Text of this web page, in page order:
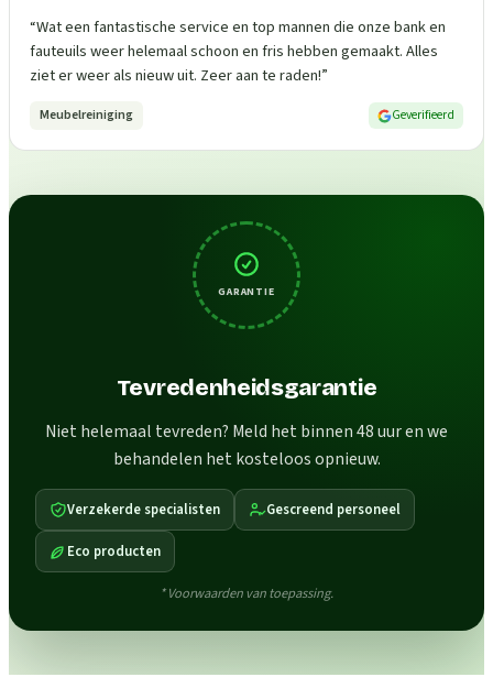
“Wat een fantastische service en top mannen die onze bank en
fauteuils weer helemaal schoon en fris hebben gemaakt. Alles
ziet er weer als nieuw uit. Zeer aan te raden!”
Meubelreiniging Geverifieerd
GARANTIE
Tevredenheidsgarantie
Niet helemaal tevreden? Meld het binnen 48 uur en we
behandelen het kosteloos opnieuw.
Verzekerde specialisten Gescreend personeel
Eco producten
* Voorwaarden van toepassing.